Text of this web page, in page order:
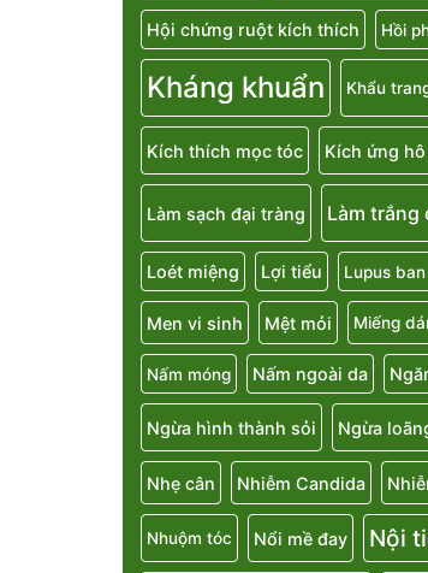
Hội chứng ruột kích thích Hồi
Kháng khuẩn Khẩu
Kích thích mọc tóc Kích ứng
Làm sạch đại tràng Làm trắng
Loét miệng Lợi tiểu Lupus
Men vi sinh Mệt mỏi Miếng
Nấm móng Nấm ngoài da
Ngừa hình thành sỏi Ngừa
Nhẹ cân Nhiễm Candida
Nhuộm tóc Nổi mề đay Nội